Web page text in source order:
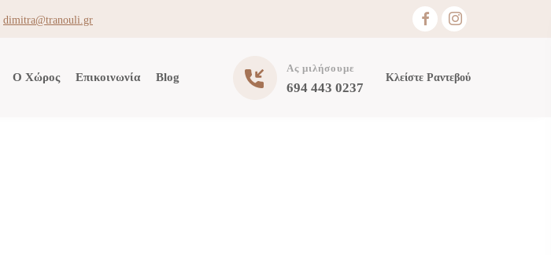
dimitra@tranouli.gr
Ας μιλήσουμε
694 443 0237
Κλείστε Ραντεβού
Ο Χώρος Επικοινωνία Blog